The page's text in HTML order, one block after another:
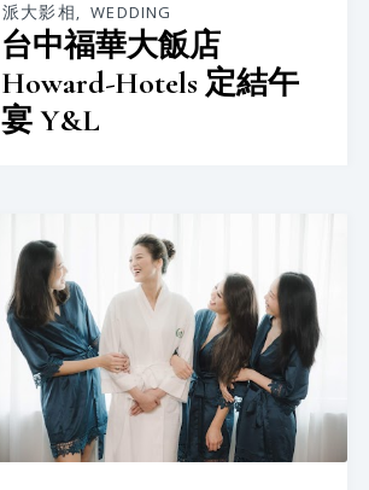
派大影相, WEDDING
台中福華大飯店
Howard-Hotels 定結午
宴 Y&L